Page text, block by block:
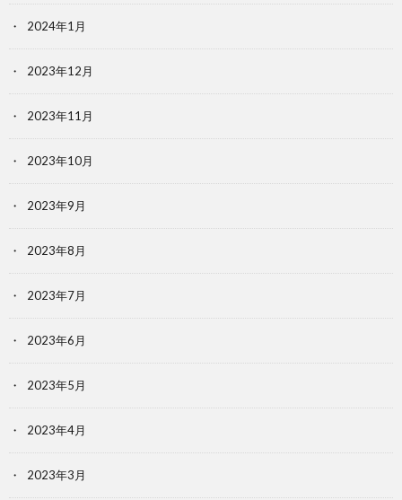
2024年1月
2023年12月
2023年11月
2023年10月
2023年9月
2023年8月
2023年7月
2023年6月
2023年5月
2023年4月
2023年3月